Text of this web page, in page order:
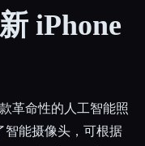
iPhone
革命性的人工智能照
智能摄像头，可根据